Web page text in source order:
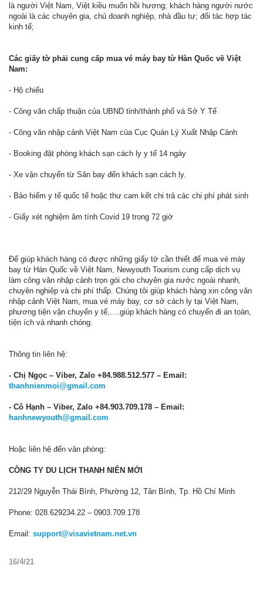
là người Việt Nam, Việt kiều muốn hồi hương; khách hàng người nước
ngoài là các chuyên gia, chủ doanh nghiệp, nhà đầu tư; đối tác hợp tác
kinh tế;
Các giấy tờ phải cung cấp mua vé máy bay từ Hàn Quốc về Việt
Nam:
- Hộ chiếu
- Công văn chấp thuận của UBND tỉnh/thành phố và Sở Y Tế
- Công văn nhập cảnh Việt Nam của Cục Quản Lý Xuất Nhập Cảnh
- Booking đặt phòng khách sạn cách ly y tế 14 ngày
- Xe vận chuyển từ Sân bay đến khách sạn cách ly.
- Bảo hiểm y tế quốc tế hoặc thư cam kết chi trả các chi phí phát sinh
- Giấy xét nghiệm âm tính Covid 19 trong 72 giờ
Để giúp khách hàng có được những giấy tờ cần thiết để mua vé máy
bay từ Hàn Quốc về Việt Nam, Newyouth Tourism cung cấp dịch vụ
làm công văn nhập cảnh trọn gói cho chuyên gia nước ngoài nhanh,
chuyên nghiệp và chi phí thấp. Chúng tôi giúp khách hàng xin công văn
nhập cảnh Việt Nam, mua vé máy bay, cơ sở cách ly tại Việt Nam,
phương tiện vận chuyển y tế,….giúp khách hàng có chuyến đi an toàn,
tiện ích và nhanh chóng.
Thông tin liên hệ:
- Chị Ngọc – Viber, Zalo +84.988.512.577 – Email:
thanhnienmoi@gmail.com
- Cô Hạnh – Viber, Zalo +84.903.709.178 – Email:
hanhnewyouth@gmail.com
Hoặc liên hệ đến văn phòng:
CÔNG TY DU LỊCH THANH NIÊN MỚI
212/29 Nguyễn Thái Bình, Phường 12, Tân Bình, Tp. Hồ Chí Minh
Phone: 028.629234.22 – 0903.709.178
Email: support@visavietnam.net.vn
16/4/21